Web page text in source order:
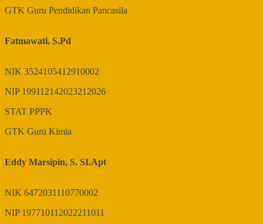
GTK Guru Pendidikan Pancasila
Fatmawati, S.Pd
NIK 3524105412910002
NIP 199112142023212026
STAT PPPK
GTK Guru Kimia
Eddy Marsipin, S. SI.Apt
NIK 6472031110770002
NIP 197710112022211011